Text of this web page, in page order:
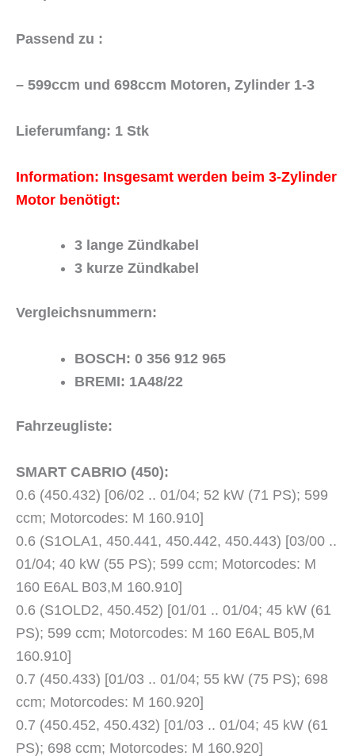
Passend zu :
– 599ccm und 698ccm Motoren, Zylinder 1-3
Lieferumfang: 1 Stk
Information: Insgesamt werden beim 3-Zylinder
Motor benötigt:
3 lange Zündkabel
3 kurze Zündkabel
Vergleichsnummern:
BOSCH: 0 356 912 965
BREMI: 1A48/22
Fahrzeugliste:
SMART CABRIO (450):
0.6 (450.432) [06/02 .. 01/04; 52 kW (71 PS); 599
ccm; Motorcodes: M 160.910]
0.6 (S1OLA1, 450.441, 450.442, 450.443) [03/00 ..
01/04; 40 kW (55 PS); 599 ccm; Motorcodes: M
160 E6AL B03,M 160.910]
0.6 (S1OLD2, 450.452) [01/01 .. 01/04; 45 kW (61
PS); 599 ccm; Motorcodes: M 160 E6AL B05,M
160.910]
0.7 (450.433) [01/03 .. 01/04; 55 kW (75 PS); 698
ccm; Motorcodes: M 160.920]
0.7 (450.452, 450.432) [01/03 .. 01/04; 45 kW (61
PS); 698 ccm; Motorcodes: M 160.920]